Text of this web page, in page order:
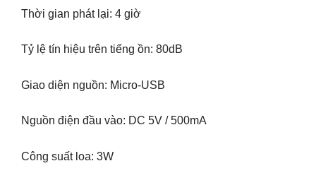
Thời gian phát lại: 4 giờ
Tỷ lệ tín hiệu trên tiếng ồn: 80dB
Giao diện nguồn: Micro-USB
Nguồn điện đầu vào: DC 5V / 500mA
Công suất loa: 3W